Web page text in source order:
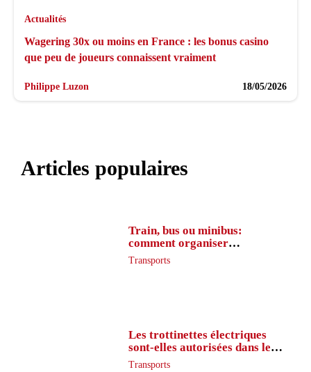
Actualités
Wagering 30x ou moins en France : les bonus casino
que peu de joueurs connaissent vraiment
Philippe Luzon 18/05/2026
Articles populaires
Train, bus ou minibus:
comment organiser
l’itinéraire en France
Transports
Les trottinettes électriques
sont-elles autorisées dans le
métro ?
Transports